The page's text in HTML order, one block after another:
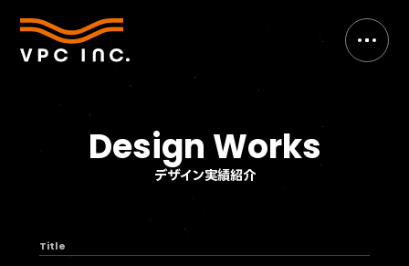
デザイン実績紹介
Design Works
Title